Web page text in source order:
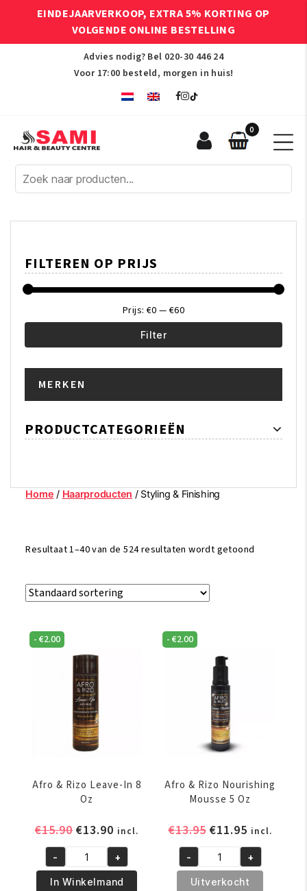
EINDEJAARVERKOOP, EXTRA 5% KORTING OP
VOLGENDE ONLINE BESTELLING
Advies nodig? Bel 020-30 446 24
Voor 17:00 besteld, morgen in huis!
Afro
Hair
Beauty
0
FILTEREN OP PRIJS
Filter
Prijs: €0 — €60
MERKEN
PRODUCTCATEGORIEËN
Home / Haarproducten / Styling & Finishing
Resultaat 1–40 van de 524 resultaten wordt getoond
-€2.00
Afro & Rizo Leave-In 8
Oz
€15.90Oorspronkelijke
was:
€15.90.
€13.90 Huidige
prijs
is:
€13.90.
incl.
Afro
&
- +
In Winkelmand
-€2.00
Afro & Rizo Nourishing
Mousse 5 Oz
€13.95 Oorspronkelijke
was:
€13.95.
€11.95Huidige
prijs
is:
€11.95.
incl.
Afro
- +
Uitverkocht